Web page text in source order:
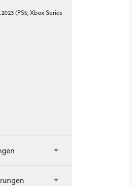
(PS5, Xbox Series